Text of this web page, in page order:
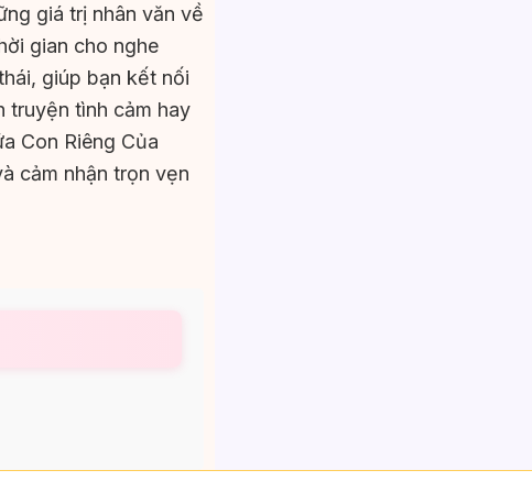
giá trị nhân văn về
gian cho nghe
giúp bạn kết nối
truyện tình cảm hay
Con Riêng Của
cảm nhận trọn vẹn